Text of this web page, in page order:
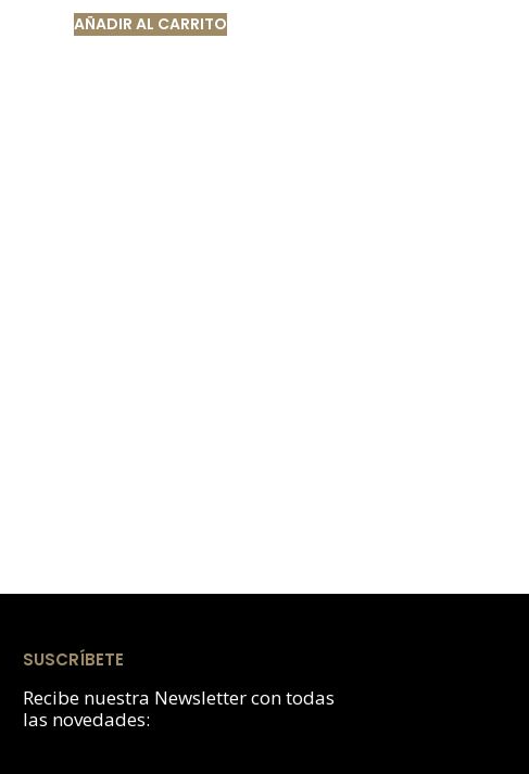
AÑADIR AL CARRITO
SUSCRÍBETE
Recibe nuestra Newsletter con todas
las novedades: